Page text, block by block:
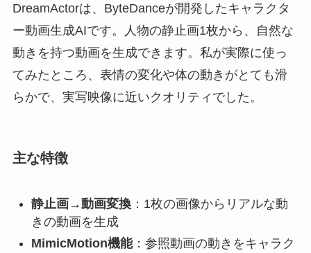
DreamActorは、ByteDanceが開発したキャラクタ
ー動画生成AIです。人物の静止画1枚から、自然な
動きを持つ動画を生成できます。私が実際に使っ
てみたところ、表情の変化や体の動きがとても滑
らかで、実写映像に近いクオリティでした。
主な特徴
静止画→動画変換：1枚の画像からリアルな動
きの動画を生成
MimicMotion機能：参照動画の動きをキャラク